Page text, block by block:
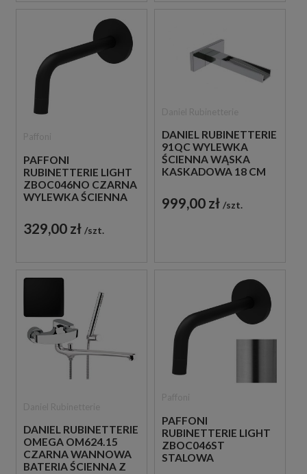
PAFFONI
RUBINETTERIE LIGHT
ZBOC046NO CZARNA
WYLEWKA ŚCIENNA
329,00 zł szt.
DANIEL RUBINETTERIE
91QC WYLEWKA
ŚCIENNA WĄSKA
KASKADOWA 18 CM
999,00 zł szt.
DANIEL RUBINETTERIE
OMEGA OM624.15
CZARNA WANNOWA
BATERIA ŚCIENNA Z
PAFFONI
RUBINETTERIE LIGHT
ZBOC046ST
STALOWA